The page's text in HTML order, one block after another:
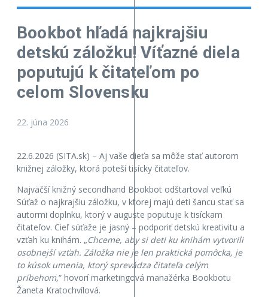
Bookbot hľadá najkrajšiu
detskú záložku! Víťazné diela
poputujú k čitateľom po
celom Slovensku
22. júna 2026
22.6.2026 (SITA.sk) – Aj vaše dieťa sa môže stať autorom
knižnej záložky, ktorá poteší tisícky čitateľov.
Najväčší knižný secondhand Bookbot odštartoval veľkú
Súťaž o najkrajšiu záložku, v ktorej majú deti šancu stať sa
autormi doplnku, ktorý v auguste poputuje k tisíckam
čitateľov. Cieľ súťaže je jasný – podporiť detskú kreativitu a
vzťah ku knihám. „Chceme, aby si deti ku knihám vytvorili
osobnejší vzťah. Záložka nie je len praktická pomôcka, je
to kúsok umenia, ktorý sprevádza čitateľa celým
príbehom,“ hovorí marketingová manažérka Bookbotu
Žaneta Kratochvílová.